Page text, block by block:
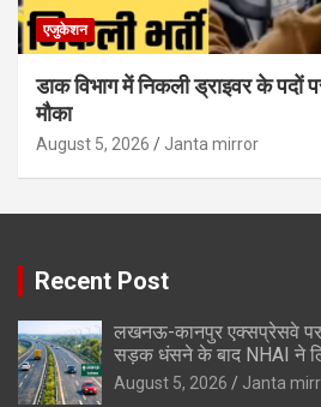
एजुकेशन
डाक विभाग में निकली ड्राइवर के पदों
मौका
August 5, 2026 Janta mirror
Recent Post
लखनऊ-कानपुर एक्सप्रेसवे पर
सड़क धंसने के बाद NHAI ने
August 5, 2026 Janta